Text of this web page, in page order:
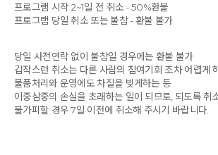
프로그램 시작 2~1일 전 취소 - 50%환불
프로그램 당일 취소 또는 불참 - 환불 불가
당일 사전연락 없이 불참일 경우에는 환불 불가
갑작스런 취소는 다른 사람의 참여기회 조차 어렵게
물품처리와 운영에도 차질을 빚게하는 등
이중삼중의 손실을 초래하는 일이 되므로, 되도록 취
불가피할 경우 7일 이전에 취소해 주시기 바랍니다.